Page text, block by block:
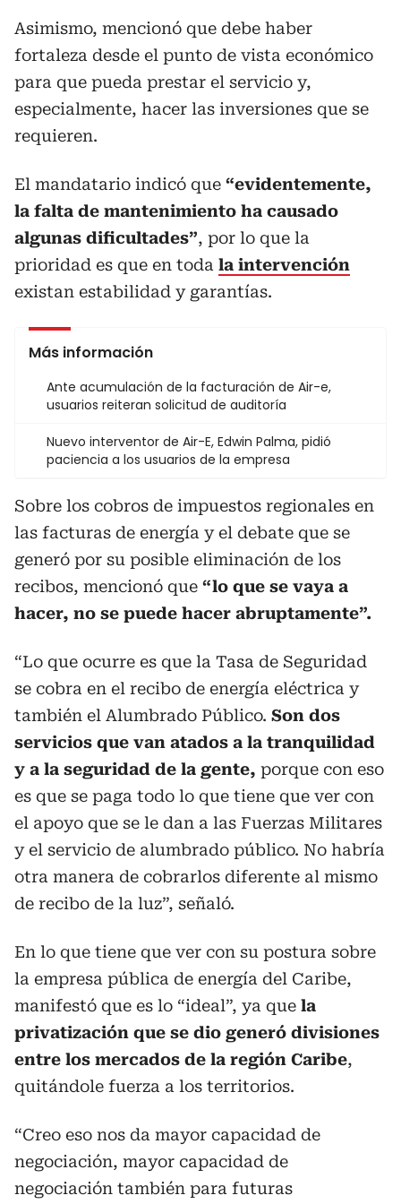
Asimismo, mencionó que debe haber
fortaleza desde el punto de vista económico
para que pueda prestar el servicio y,
especialmente, hacer las inversiones que se
requieren.
El mandatario indicó que “evidentemente,
la falta de mantenimiento ha causado
algunas dificultades”, por lo que la
prioridad es que en toda la intervención
existan estabilidad y garantías.
Más información
Ante acumulación de la facturación de Air-e,
usuarios reiteran solicitud de auditoría
Nuevo interventor de Air-E, Edwin Palma, pidió
paciencia a los usuarios de la empresa
Sobre los cobros de impuestos regionales en
las facturas de energía y el debate que se
generó por su posible eliminación de los
recibos, mencionó que “lo que se vaya a
hacer, no se puede hacer abruptamente”.
“Lo que ocurre es que la Tasa de Seguridad
se cobra en el recibo de energía eléctrica y
también el Alumbrado Público. Son dos
servicios que van atados a la tranquilidad
y a la seguridad de la gente, porque con eso
es que se paga todo lo que tiene que ver con
el apoyo que se le dan a las Fuerzas Militares
y el servicio de alumbrado público. No habría
otra manera de cobrarlos diferente al mismo
de recibo de la luz”, señaló.
En lo que tiene que ver con su postura sobre
la empresa pública de energía del Caribe,
manifestó que es lo “ideal”, ya que la
privatización que se dio generó divisiones
entre los mercados de la región Caribe,
quitándole fuerza a los territorios.
“Creo eso nos da mayor capacidad de
negociación, mayor capacidad de
negociación también para futuras